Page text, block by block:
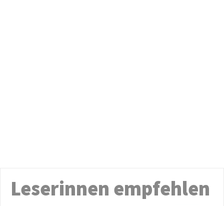
Leserinnen empfehlen